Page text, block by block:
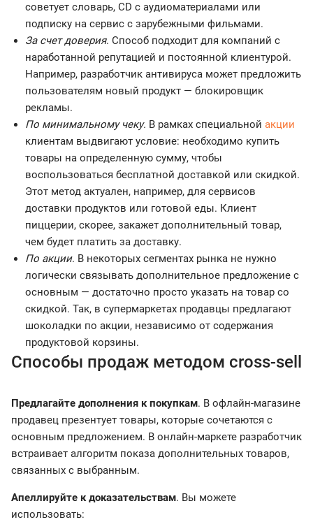
советует словарь, CD с аудиоматериалами или
подписку на сервис с зарубежными фильмами.
За счет доверия. Способ подходит для компаний с
наработанной репутацией и постоянной клиентурой.
Например, разработчик антивируса может предложить
пользователям новый продукт — блокировщик
рекламы.
По минимальному чеку. В рамках специальной акции
клиентам выдвигают условие: необходимо купить
товары на определенную сумму, чтобы
воспользоваться бесплатной доставкой или скидкой.
Этот метод актуален, например, для сервисов
доставки продуктов или готовой еды. Клиент
пиццерии, скорее, закажет дополнительный товар,
чем будет платить за доставку.
По акции. В некоторых сегментах рынка не нужно
логически связывать дополнительное предложение с
основным — достаточно просто указать на товар со
скидкой. Так, в супермаркетах продавцы предлагают
шоколадки по акции, независимо от содержания
продуктовой корзины.
Способы продаж методом cross-sell
Предлагайте дополнения к покупкам. В офлайн-магазине
продавец презентует товары, которые сочетаются с
основным предложением. В онлайн-маркете разработчик
встраивает алгоритм показа дополнительных товаров,
связанных с выбранным.
Апеллируйте к доказательствам. Вы можете
использовать: